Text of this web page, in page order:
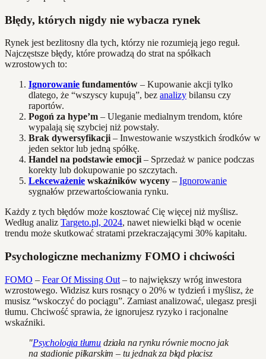
Błędy, których nigdy nie wybacza rynek
Rynek jest bezlitosny dla tych, którzy nie rozumieją jego reguł.
Najczęstsze błędy, które prowadzą do strat na spółkach
wzrostowych to:
Ignorowanie fundamentów – Kupowanie akcji tylko
dlatego, że “wszyscy kupują”, bez analizy bilansu czy
raportów.
Pogoń za hype’m – Uleganie medialnym trendom, które
wypalają się szybciej niż powstały.
Brak dywersyfikacji – Inwestowanie wszystkich środków w
jeden sektor lub jedną spółkę.
Handel na podstawie emocji – Sprzedaż w panice podczas
korekty lub dokupowanie po szczytach.
Lekceważenie wskaźników wyceny – Ignorowanie
sygnałów przewartościowania rynku.
Każdy z tych błędów może kosztować Cię więcej niż myślisz.
Według analiz Targeto.pl, 2024, nawet niewielki błąd w ocenie
trendu może skutkować stratami przekraczającymi 30% kapitału.
Psychologiczne mechanizmy FOMO i chciwości
FOMO – Fear Of Missing Out – to największy wróg inwestora
wzrostowego. Widzisz kurs rosnący o 20% w tydzień i myślisz, że
musisz “wskoczyć do pociągu”. Zamiast analizować, ulegasz presji
tłumu. Chciwość sprawia, że ignorujesz ryzyko i racjonalne
wskaźniki.
"Psychologia tłumu działa na rynku równie mocno jak
na stadionie piłkarskim – tu jednak za błąd płacisz